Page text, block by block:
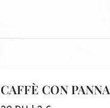
CAFFÈ CON PANNA